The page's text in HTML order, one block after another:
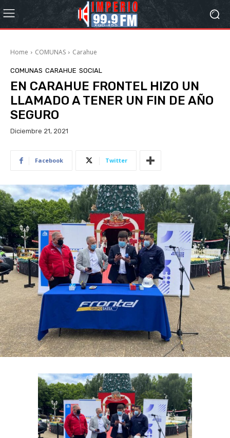
Home COMUNAS Carahue
COMUNAS CARAHUE SOCIAL
EN CARAHUE FRONTEL HIZO UN
LLAMADO A TENER UN FIN DE AÑO
SEGURO
Diciembre 21, 2021
Facebook Twitter